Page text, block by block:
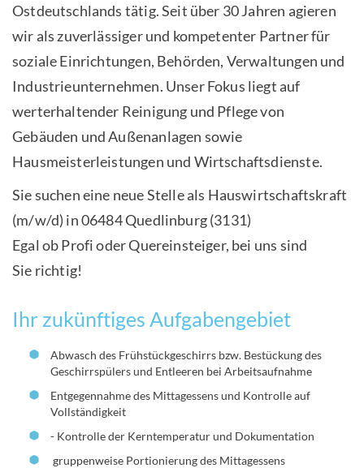
Ostdeutschlands tätig. Seit über 30 Jahren agieren
wir als zuverlässiger und kompetenter Partner für
soziale Einrichtungen, Behörden, Verwaltungen und
Industrieunternehmen. Unser Fokus liegt auf
werterhaltender Reinigung und Pflege von
Gebäuden und Außenanlagen sowie
Hausmeisterleistungen und Wirtschaftsdienste.
Sie suchen eine neue Stelle als Hauswirtschaftskraft
(m/w/d) in 06484 Quedlinburg (3131)
Egal ob Profi oder Quereinsteiger, bei uns sind
Sie richtig!
Ihr zukünftiges Aufgabengebiet
Abwasch des Frühstückgeschirrs bzw. Bestückung des
Geschirrspülers und Entleeren bei Arbeitsaufnahme
Entgegennahme des Mittagessens und Kontrolle auf
Vollständigkeit
- Kontrolle der Kerntemperatur und Dokumentation
gruppenweise Portionierung des Mittagessens